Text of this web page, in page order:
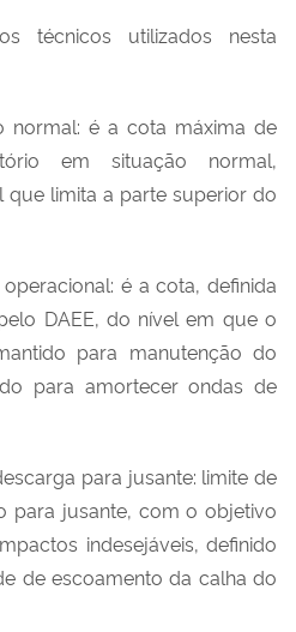
técnicos utilizados nesta
normal: é a cota máxima de
em situação normal,
limita a parte superior do
é a cota, definida
DAEE, do nível em que o
para manutenção do
para amortecer ondas de
para jusante: limite de
para jusante, com o objetivo
indesejáveis, definido
de escoamento da calha do